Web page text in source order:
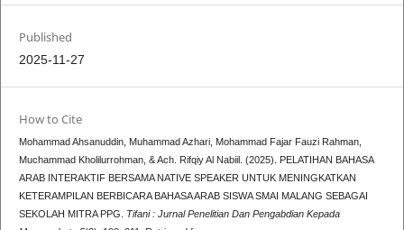
Published
2025-11-27
How to Cite
Mohammad Ahsanuddin, Muhammad Azhari, Mohammad Fajar Fauzi Rahman,
Muchammad Kholilurrohman, & Ach. Rifqiy Al Nabiil. (2025). PELATIHAN BAHASA
ARAB INTERAKTIF BERSAMA NATIVE SPEAKER UNTUK MENINGKATKAN
KETERAMPILAN BERBICARA BAHASA ARAB SISWA SMAI MALANG SEBAGAI
SEKOLAH MITRA PPG. Tifani : Jurnal Penelitian Dan Pengabdian Kepada